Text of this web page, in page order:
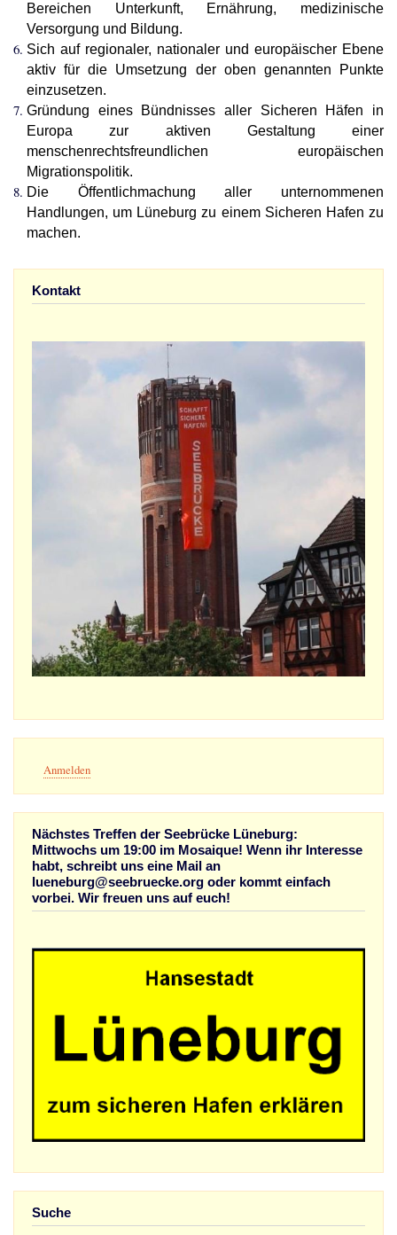
Bereichen Unterkunft, Ernährung, medizinische
Versorgung und Bildung.
Sich auf regionaler, nationaler und europäischer Ebene
aktiv für die Umsetzung der oben genannten Punkte
einzusetzen.
Gründung eines Bündnisses aller Sicheren Häfen in
Europa zur aktiven Gestaltung einer
menschenrechtsfreundlichen europäischen
Migrationspolitik.
Die Öffentlichmachung aller unternommenen
Handlungen, um Lüneburg zu einem Sicheren Hafen zu
machen.
Kontakt
Anmelden
Nächstes Treffen der Seebrücke Lüneburg:
Mittwochs um 19:00 im Mosaique! Wenn ihr Interesse
habt, schreibt uns eine Mail an
lueneburg@seebruecke.org oder kommt einfach
vorbei. Wir freuen uns auf euch!
Suche